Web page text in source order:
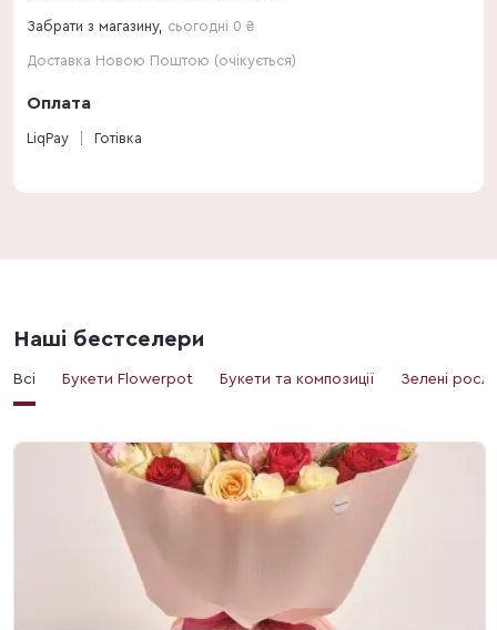
Забрати з магазину, сьогодні 0 ₴
Доставка Новою Поштою (очікується)
Оплата
LiqPay Готівка
Наші бестселери
Всі Букети Flowerpot Букети та композиції Зелені